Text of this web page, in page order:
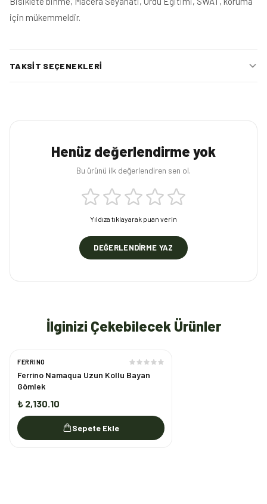
için mükemmeldir.
TAKSIT SEÇENEKLERI
Henüz değerlendirme yok
Bu ürünü ilk değerlendiren sen ol.
Yıldıza tıklayarak puan verin
DEĞERLENDIRME YAZ
İlginizi Çekebilecek Ürünler
FERRINO
Ferrino Namaqua Uzun Kollu Bayan
Gömlek
₺ 2,130.10
Sepete Ekle